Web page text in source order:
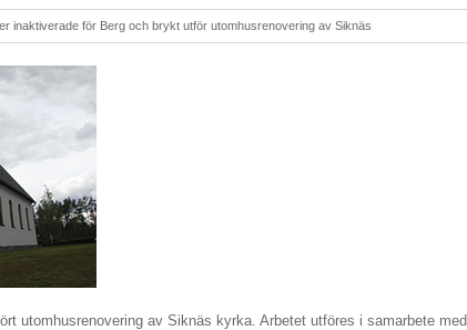
inaktiverade för Berg och brykt utför utomhusrenovering av Siknäs
utomhusrenovering av Siknäs kyrka. Arbetet utföres i samarbete med